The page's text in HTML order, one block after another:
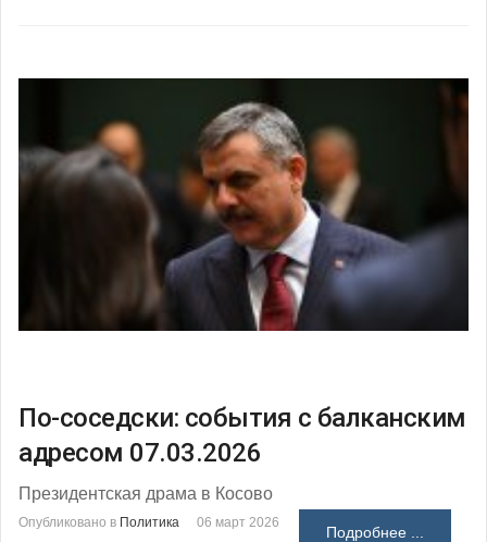
По-соседски: события с балканским
адресом 07.03.2026
Президентская драма в Косово
Опубликовано в Политика 06 март 2026
Подробнее ...